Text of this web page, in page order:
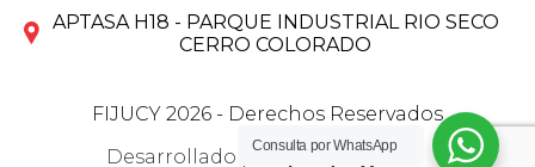
APTASA H18 - PARQUE INDUSTRIAL RIO SECO
CERRO COLORADO
FIJUCY 2026 - Derechos Reservados
Desarrollado por
Consulta porWhatsApp